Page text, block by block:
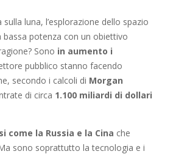
luna, l’esplorazione dello spazio
potenza con un obiettivo
Sono in aumento i
pubblico stanno facendo
secondo i calcoli di Morgan
di circa 1.100 miliardi di dollari
come la Russia e la Cina che
sono soprattutto la tecnologia e i